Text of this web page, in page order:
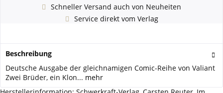
Schneller Versand auch von Neuheiten
Service direkt vom Verlag
Beschreibung
Deutsche Ausgabe der gleichnamigen Comic-Reihe von Valiant
Zwei Brüder, ein Klon... mehr